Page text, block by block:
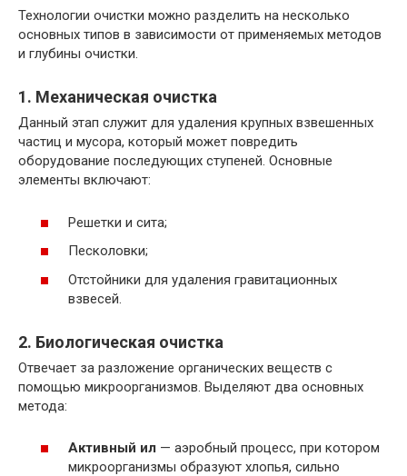
Технологии очистки можно разделить на несколько
основных типов в зависимости от применяемых методов
и глубины очистки.
1. Механическая очистка
Данный этап служит для удаления крупных взвешенных
частиц и мусора, который может повредить
оборудование последующих ступеней. Основные
элементы включают:
Решетки и сита;
Песколовки;
Отстойники для удаления гравитационных
взвесей.
2. Биологическая очистка
Отвечает за разложение органических веществ с
помощью микроорганизмов. Выделяют два основных
метода:
Активный ил — аэробный процесс, при котором
микроорганизмы образуют хлопья, сильно